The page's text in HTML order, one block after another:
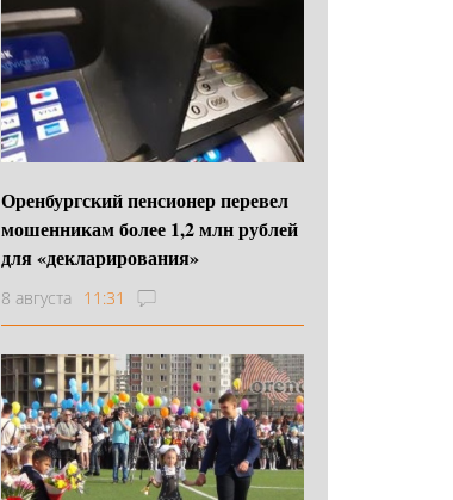
Оренбургский пенсионер перевел
мошенникам более 1,2 млн рублей
для «декларирования»
8 августа 11:31